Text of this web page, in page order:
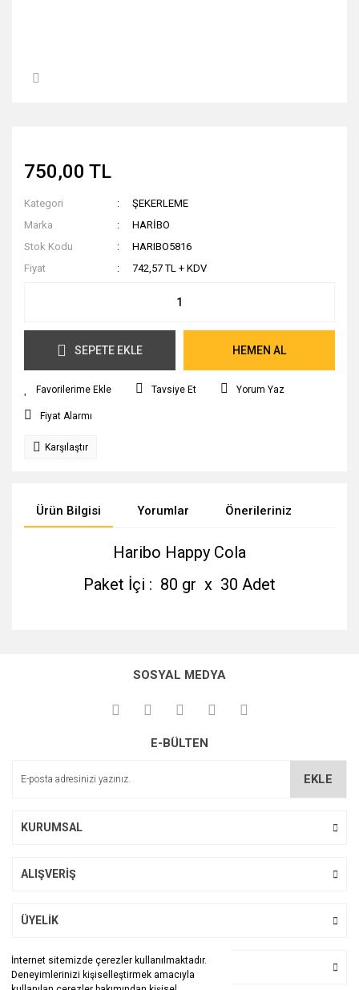
İnternet sitemizde çerezler kullanılmaktadır.
Deneyimlerinizi kişiselleştirmek amacıyla
750,00 TL
Kategori
ŞEKERLEME
Marka
HARİBO
Stok Kodu
HARIBO5816
Fiyat
742,57 TL + KDV
SEPETE EKLE HEMEN AL
Tavsiye Et Yorum Yaz
Fiyat Alarmı
Karşılaştır
Ürün Bilgisi Yorumlar Önerileriniz
Haribo Happy Cola
Paket İçi : 80 gr x 30 Adet
kullanarak tarafımıza iletebilirsiniz.
Görüş ve önerileriniz için teşekkür ederiz.
Ürün açıklamasında eksik bilgiler bulunuyor.
SOSYAL MEDYA
E-BÜLTEN
EKLE
KURUMSAL
ALIŞVERİŞ
ÜYELİK
BİZİ TAKİP EDİN